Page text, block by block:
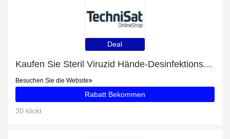
Deal
Kaufen Sie Steril Viruzid Hände-Desinfektionsmittel Spray und erhalten Sie 16% Rabatt
Besuchen Sie die Website
Rabatt Bekommen
30 klickt